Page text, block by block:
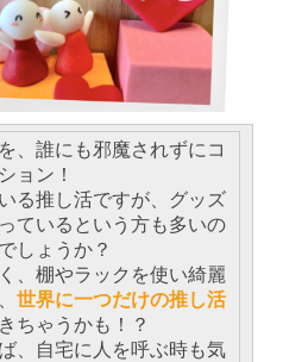
、誰にも邪魔されずにコ
ョン！
る推し活ですが、グッズ
ているという方も多いの
しょうか？
、棚やラックを使い綺麗
世界に一つだけの推し活
ちゃうかも！？
、自宅に人を呼ぶ時も気